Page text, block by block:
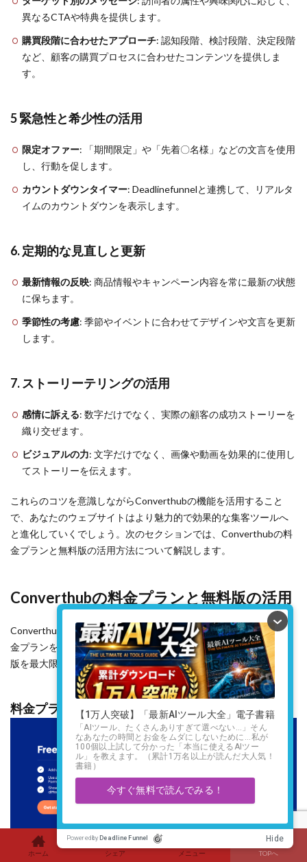
異なるCTAや特典を提供します。
購買段階に合わせたアプローチ: 認知段階、検討段階、決定段階
など、顧客の購買プロセスに合わせたコンテンツを提供しま
す。
5 緊急性と希少性の活用
限定オファー: 「期間限定」や「先着〇名様」などの文言を使用
し、行動を促します。
カウントダウンタイマー: Deadlinefunnelと連携して、リアルタ
イムのカウントダウンを表示します。
6. 定期的な見直しと更新
最新情報の反映: 商品情報やキャンペーン内容を常に最新の状態
に保ちます。
季節性の考慮: 季節やイベントに合わせてデザインや文言を更新
します。
7. ストーリーテリングの活用
感情に訴える: 数字だけでなく、実際の顧客の成功ストーリーを
織り交ぜます。
ビジュアルの力: 文字だけでなく、画像や動画を効果的に使用し
てストーリーを伝えます。
これらのコツを意識しながらConverthubの機能を活用すること
で、あなたのウェブサイトはより魅力的で効果的な集客ツールへ
と進化していくでしょう。次のセクションでは、Converthubの料
金プランと無料版の活用方法について解説します。
Converthubの料金プランと無料版の活用
Converthubは、様々なニーズと予算に対応できるよう、複数の料
金プランを提供しています。ここでは、各プランの特徴と、無料
版を最大限に活用する方法をご紹介します。
料金プラン概要
ホーム シェア メニュー TOPへ